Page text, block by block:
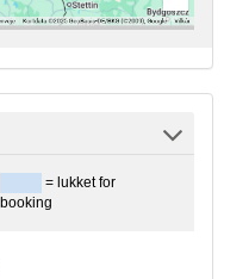
= lukket for
booking